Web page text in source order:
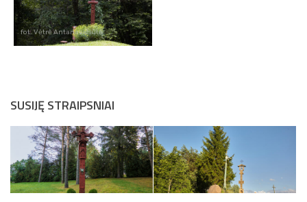
fot. Vėtrė Antanavičiūtė
SUSIJĘ STRAIPSNIAI